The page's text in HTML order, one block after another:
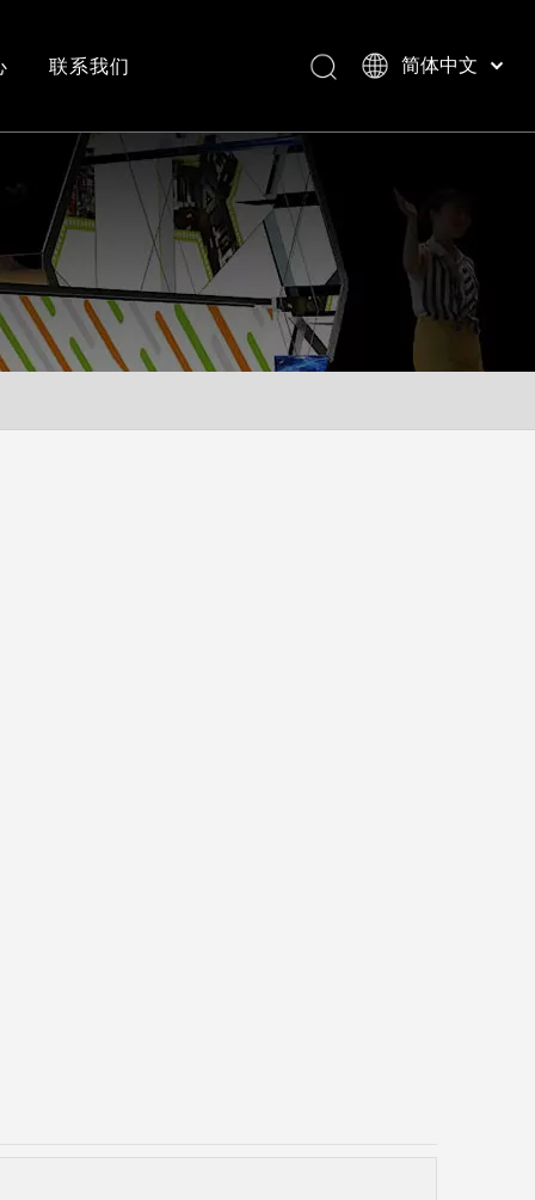
常见问答
成功案例视频
联系我们 简体中文
العربية
日本語
Pусский
Nederlands
Português
Deutsch